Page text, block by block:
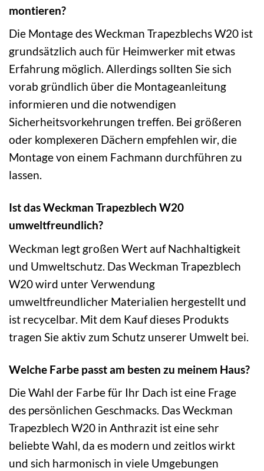
montieren?
Die Montage des Weckman Trapezblechs W20 ist
grundsätzlich auch für Heimwerker mit etwas
Erfahrung möglich. Allerdings sollten Sie sich
vorab gründlich über die Montageanleitung
informieren und die notwendigen
Sicherheitsvorkehrungen treffen. Bei größeren
oder komplexeren Dächern empfehlen wir, die
Montage von einem Fachmann durchführen zu
lassen.
Ist das Weckman Trapezblech W20
umweltfreundlich?
Weckman legt großen Wert auf Nachhaltigkeit
und Umweltschutz. Das Weckman Trapezblech
W20 wird unter Verwendung
umweltfreundlicher Materialien hergestellt und
ist recycelbar. Mit dem Kauf dieses Produkts
tragen Sie aktiv zum Schutz unserer Umwelt bei.
Welche Farbe passt am besten zu meinem Haus?
Die Wahl der Farbe für Ihr Dach ist eine Frage
des persönlichen Geschmacks. Das Weckman
Trapezblech W20 in Anthrazit ist eine sehr
beliebte Wahl, da es modern und zeitlos wirkt
und sich harmonisch in viele Umgebungen